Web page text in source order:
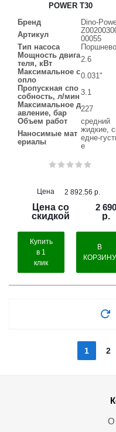
POWER T30
Бренд
Dino-
Артикул
00055
Тип насоса
Мощность двига
теля, кВт
2.6
Максимальное с
опло
0.031"
Пропускная спо
собность, л/мин 3.1
Максимальное д
авление, бар
227
Объем работ
средний
Наносимые мат
ериалы
жидкие,
едне-
е
Цена 2 892.56 р.
Цена со
скидкой
2 690
р.
Купить
в 1
клик
В
КОРЗИНУ
1 2
О